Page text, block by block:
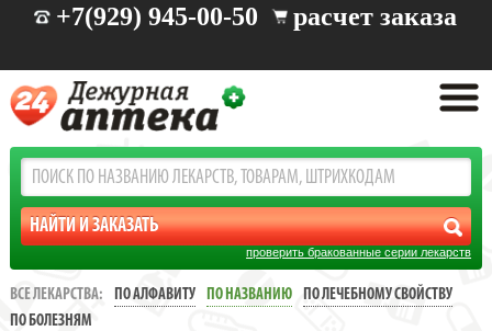
+7(929) 945-00-50 расчет заказа
проверить бракованные серии лекарств
ВСЕ ЛЕКАРСТВА: ПО АЛФАВИТУ ПО НАЗВАНИЮ
ПО ЛЕЧЕБНОМУ СВОЙСТВУ
ПО БОЛЕЗНЯМ